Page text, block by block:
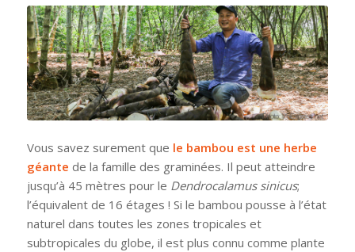
Vous savez surement que le bambou est une herbe
géante de la famille des graminées. Il peut atteindre
jusqu’à 45 mètres pour le Dendrocalamus sinicus;
l’équivalent de 16 étages ! Si le bambou pousse à l’état
naturel dans toutes les zones tropicales et
subtropicales du globe, il est plus connu comme plante